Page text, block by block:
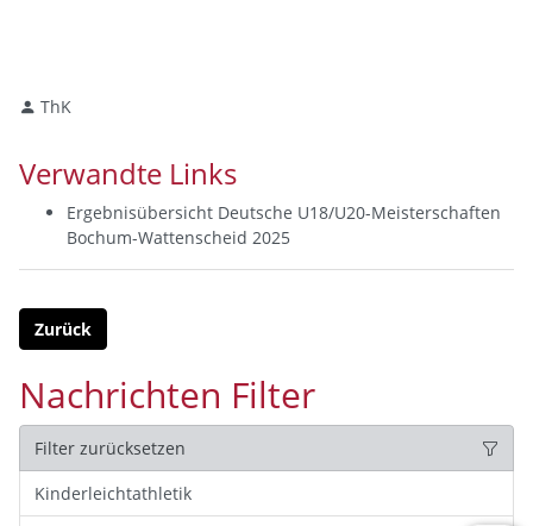
ThK
Verwandte Links
Ergebnisübersicht Deutsche U18/U20-Meisterschaften
Bochum-Wattenscheid 2025
Zurück
Nachrichten Filter
Filter zurücksetzen
Kinderleichtathletik